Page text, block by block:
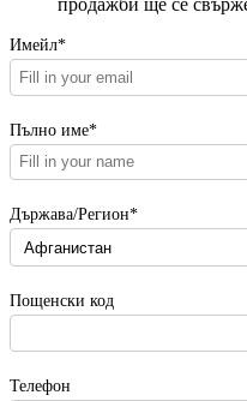
продажби ще се
Имейл*
Пълно име*
Държава/Регион*
Пощенски код
Телефон